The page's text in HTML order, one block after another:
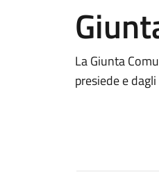
La Giunta
presiede e